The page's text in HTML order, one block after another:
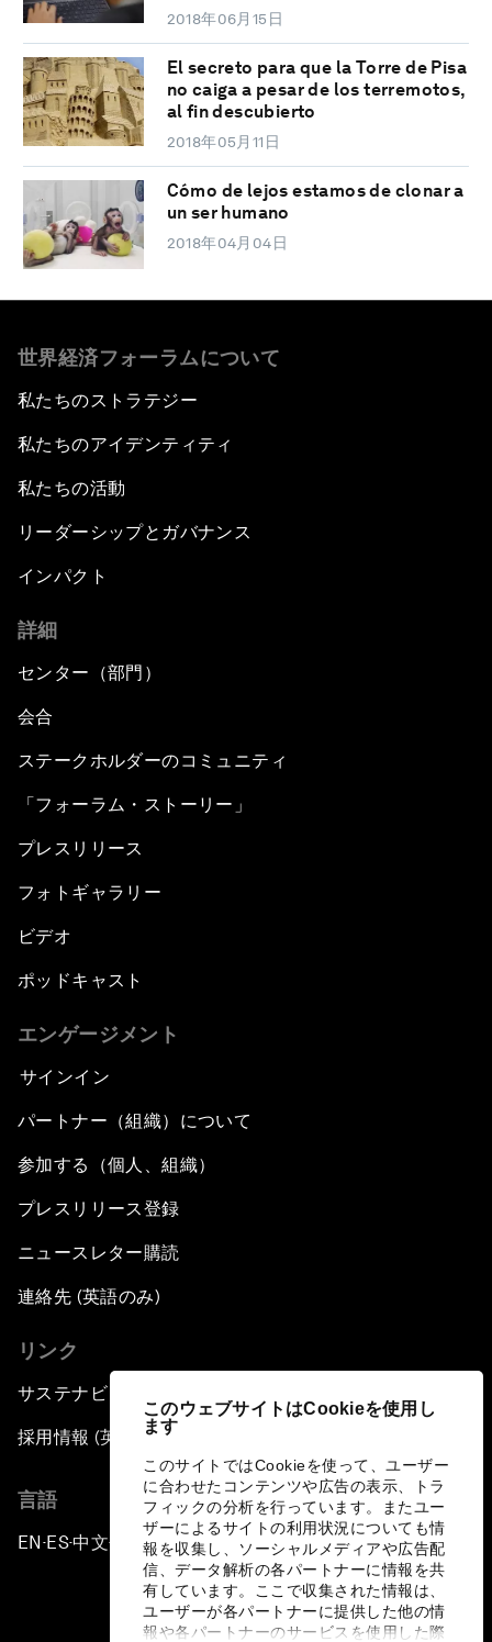
このウェブサイトはCookieを使用し
ます
このサイトではCookieを使って、ユーザー
に合わせたコンテンツや広告の表示、トラ
フィックの分析を行っています。またユー
ザーによるサイトの利用状況についても情
報を収集し、ソーシャルメディアや広告配
信、データ解析の各パートナーに情報を共
有しています。ここで収集された情報は、
ユーザーが各パートナーに提供した他の情
報や各パートナーのサービスを使用した際
2018年06月15日
El secreto para que la Torre de Pisa
no caiga a pesar de los terremotos,
al fin descubierto
2018年05月11日
Cómo de lejos estamos de clonar a
un ser humano
2018年04月04日
世界経済フォーラムについて
私たちのストラテジー
私たちのアイデンティティ
私たちの活動
リーダーシップとガバナンス
インパクト
詳細
センター（部門）
会合
ステークホルダーのコミュニティ
「フォーラム・ストーリー」
プレスリリース
フォトギャラリー
ビデオ
ポッドキャスト
エンゲージメント
サインイン
パートナー（組織）について
参加する（個人、組織）
プレスリリース登録
ニュースレター購読
連絡先 (英語のみ)
リンク
サステナビリティへの取り組み
採用情報 (英語のみ)
言語
EN ▪ES▪中文▪ 日本語